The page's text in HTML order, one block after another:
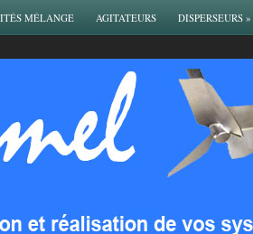
MÉLANGE AGITATEURS DISPERSEURS »